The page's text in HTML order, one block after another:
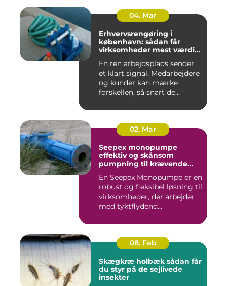
04. Mar
Erhvervsrengøring i
københavn: sådan får
virksomheder mest værdi
En ren arbejdsplads sender
et klart signal. Medarbejdere
og kunder kan mærke
forskellen, så snart de...
02. Mar
Seepex monopumpe
effektiv og skånsom
pumpning til krævende
En Seepex Monopumpe er en
robust og fleksibel løsning til
virksomheder, der arbejder
med tyktflydend...
08. Feb
Skægkræ holbæk sådan får
du styr på de sejlivede
insekter